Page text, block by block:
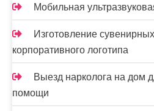
Мобильная
Изготовление
корпоративного логотипа
Выезд нарколога на дом
помощи